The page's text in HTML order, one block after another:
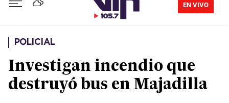
EN VIVO
POLICIAL
Investigan incendio que
destruyó bus en Majadilla